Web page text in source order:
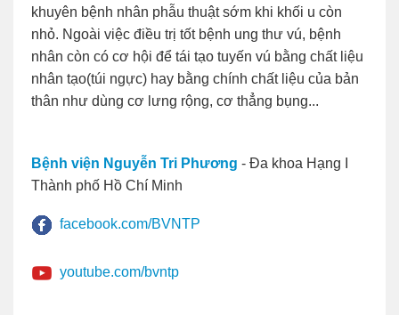
khuyên bệnh nhân phẫu thuật sớm khi khối u còn
nhỏ. Ngoài việc điều trị tốt bệnh ung thư vú, bệnh
nhân còn có cơ hội để tái tạo tuyến vú bằng chất liệu
nhân tạo(túi ngực) hay bằng chính chất liệu của bản
thân như dùng cơ lưng rộng, cơ thẳng bụng...
Bệnh viện Nguyễn Tri Phương - Đa khoa Hạng I
Thành phố Hồ Chí Minh
facebook.com/BVNTP
youtube.com/bvntp